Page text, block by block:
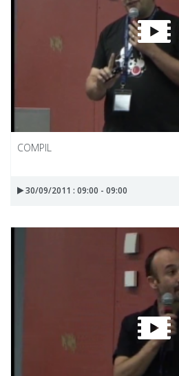
COMPIL
30/09/2011 : 09:00 - 09:00